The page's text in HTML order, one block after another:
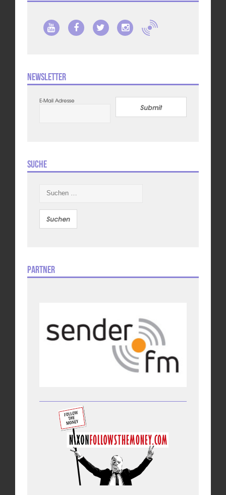
Newsletter
E-Mail Adresse
Submit
Suche
nach:
Partner